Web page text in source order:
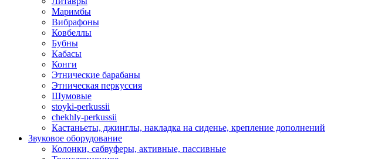
Маримбы
Вибрафоны
Ковбеллы
Бубны
Кабасы
Конги
Этнические барабаны
Этническая перкуссия
Шумовые
stoyki-perkussii
chekhly-perkussii
Кастаньеты, джинглы, накладка на сиденье, крепление дополнений
Звуковое оборудование
Колонки, сабвуферы, активные, пассивные